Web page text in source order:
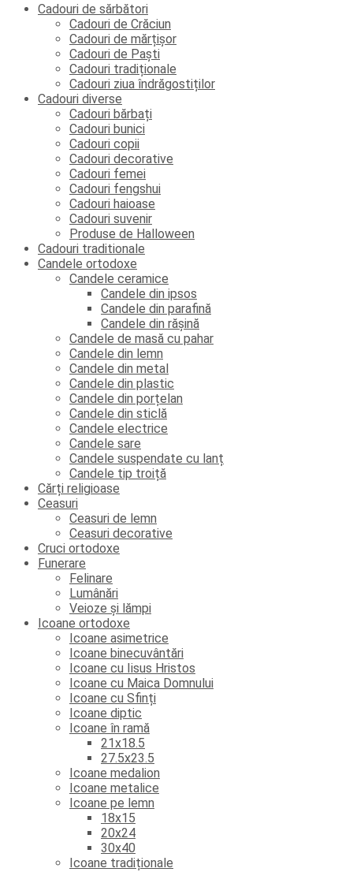
Cadouri de sărbători
Cadouri de Crăciun
Cadouri de mărțișor
Cadouri de Paști
Cadouri tradiționale
Cadouri ziua îndrăgostiților
Cadouri diverse
Cadouri bărbați
Cadouri bunici
Cadouri copii
Cadouri decorative
Cadouri femei
Cadouri fengshui
Cadouri haioase
Cadouri suvenir
Produse de Halloween
Cadouri traditionale
Candele ortodoxe
Candele ceramice
Candele din ipsos
Candele din parafină
Candele din rășină
Candele de masă cu pahar
Candele din lemn
Candele din metal
Candele din plastic
Candele din porțelan
Candele din sticlă
Candele electrice
Candele sare
Candele suspendate cu lanț
Candele tip troiță
Cărți religioase
Ceasuri
Ceasuri de lemn
Ceasuri decorative
Cruci ortodoxe
Funerare
Felinare
Lumânări
Veioze și lămpi
Icoane ortodoxe
Icoane asimetrice
Icoane binecuvântări
Icoane cu Iisus Hristos
Icoane cu Maica Domnului
Icoane cu Sfinți
Icoane diptic
Icoane în ramă
21x18.5
27.5x23.5
Icoane medalion
Icoane metalice
Icoane pe lemn
18x15
20x24
30x40
Icoane tradiționale